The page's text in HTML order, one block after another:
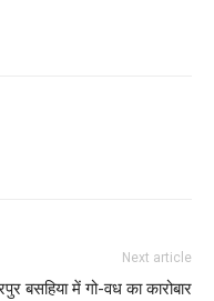
Next article
बसहिया में गो-वध का कारोबार